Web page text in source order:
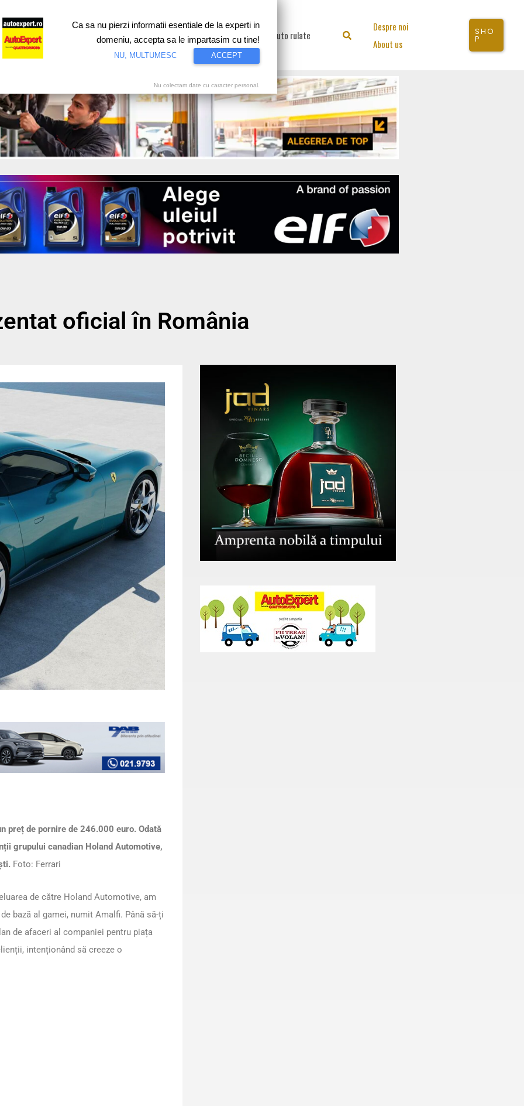
Test drive Motorsport Proiecte speciale Video Auto rulate Search
Despre noi
About us
SHO
P
oficial în România
preț de pornire de 246.000 euro. Odată
grupului canadian Holand Automotive,
Foto: Ferrari
de către Holand Automotive, am
bază al gamei, numit Amalfi. Până să-ți
de afaceri al companiei pentru piața
intenționând să creeze o
Ca sa nu pierzi informatii esentiale de la experti in
domeniu, accepta sa le impartasim cu tine!
NU, MULTUMESC ACCEPT
Nu colectam date cu caracter personal.